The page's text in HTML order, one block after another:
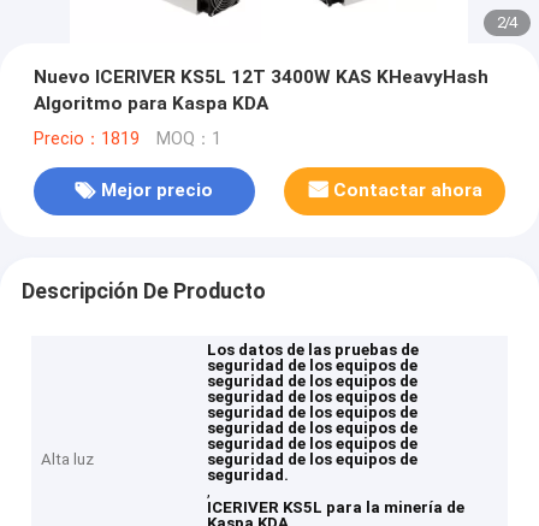
2/4
Nuevo ICERIVER KS5L 12T 3400W KAS KHeavyHash
Algoritmo para Kaspa KDA
Precio：1819 MOQ：1
Mejor precio Contactar ahora
Descripción De Producto
Alta luz
Los datos de las pruebas de
seguridad de los equipos de
seguridad de los equipos de
seguridad de los equipos de
seguridad de los equipos de
seguridad de los equipos de
seguridad de los equipos de
seguridad de los equipos de
seguridad.
,
ICERIVER KS5L para la minería de